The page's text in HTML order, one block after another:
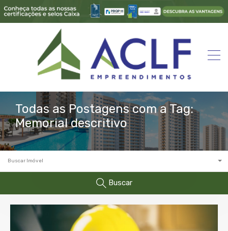
Todas as Postagens com a Tag:
Memorial descritivo
Buscar Imóvel
Buscar